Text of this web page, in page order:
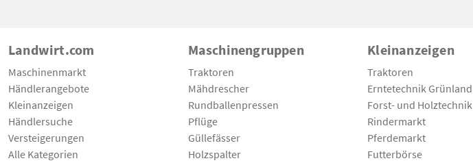
Landwirt.com
Maschinenmarkt
Händlerangebote
Kleinanzeigen
Händlersuche
Versteigerungen
Alle Kategorien
Maschinengruppen
Traktoren
Mähdrescher
Rundballenpressen
Pflüge
Güllefässer
Holzspalter
Kleinanzeigen
Traktoren
Erntetechnik Grünland
Forst- und Holztechnik
Rindermarkt
Pferdemarkt
Futterbörse